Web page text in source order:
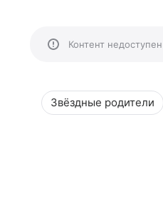
Контент недоступен
Звёздные родители